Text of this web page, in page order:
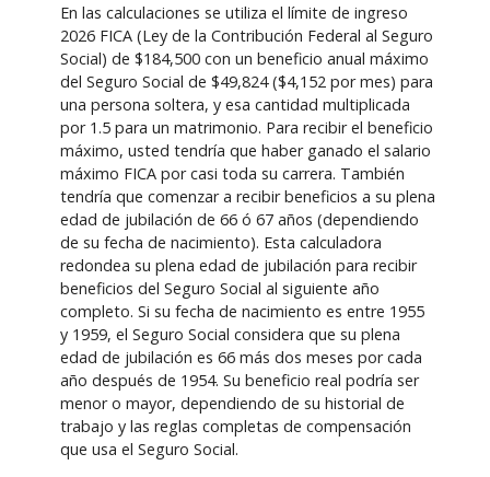
En las calculaciones se utiliza el límite de ingreso
2026 FICA (Ley de la Contribución Federal al Seguro
Social) de $184,500 con un beneficio anual máximo
del Seguro Social de $49,824 ($4,152 por mes) para
una persona soltera, y esa cantidad multiplicada
por 1.5 para un matrimonio. Para recibir el beneficio
máximo, usted tendría que haber ganado el salario
máximo FICA por casi toda su carrera. También
tendría que comenzar a recibir beneficios a su plena
edad de jubilación de 66 ó 67 años (dependiendo
de su fecha de nacimiento). Esta calculadora
redondea su plena edad de jubilación para recibir
beneficios del Seguro Social al siguiente año
completo. Si su fecha de nacimiento es entre 1955
y 1959, el Seguro Social considera que su plena
edad de jubilación es 66 más dos meses por cada
año después de 1954. Su beneficio real podría ser
menor o mayor, dependiendo de su historial de
trabajo y las reglas completas de compensación
que usa el Seguro Social.